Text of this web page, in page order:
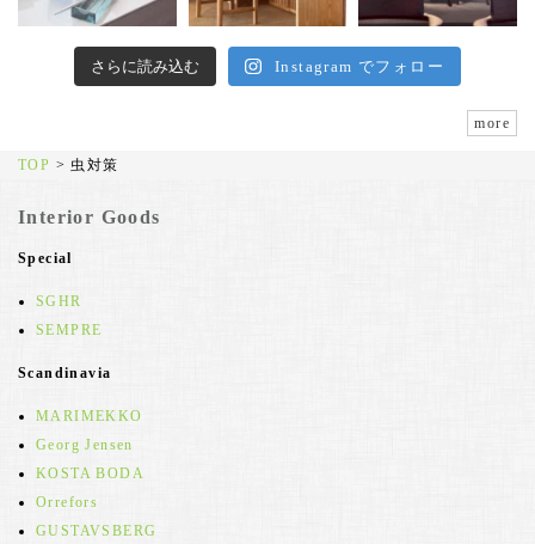
さらに読み込む Instagram でフォロー
more
TOP > 虫対策
Interior Goods
Special
SGHR
SEMPRE
Scandinavia
MARIMEKKO
Georg Jensen
KOSTA BODA
Orrefors
GUSTAVSBERG